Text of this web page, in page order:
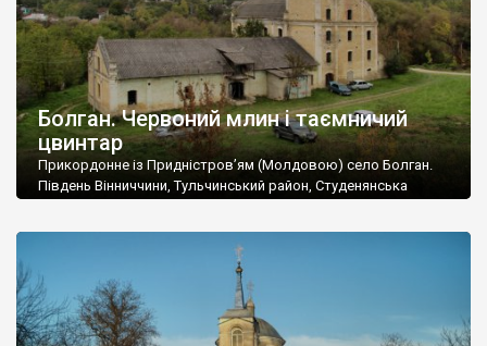
Болган. Червоний млин і таємничий
цвинтар
Прикордонне із Придністров’ям (Молдовою) село Болган.
Південь Вінниччини, Тульчинський район, Студенянська
старовинний цвинтар із кам’яними хрестами. Всі епітафії, які
збереглися, написані кирилицею, церковнослов’янською
мовою. За всіма традиційними ознаками – цвинтар
український. Хрести датуються 19 століттям. У 1924-1940
роках Болган […]